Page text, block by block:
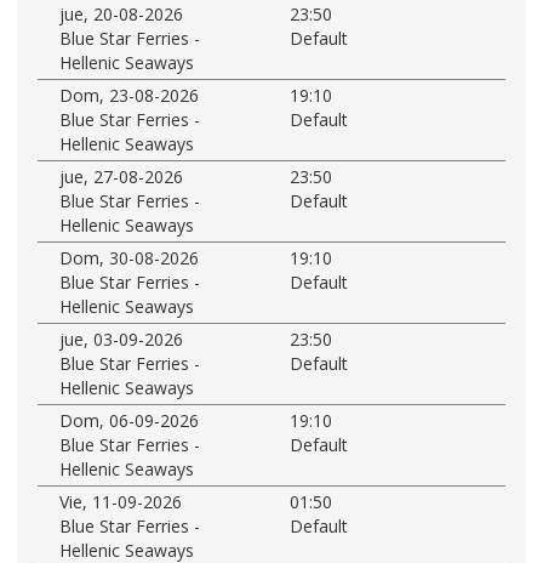
jue, 20-08-2026
23:50
Blue Star Ferries -
Hellenic Seaways
Default
Dom, 23-08-2026
19:10
Blue Star Ferries -
Hellenic Seaways
Default
jue, 27-08-2026
23:50
Blue Star Ferries -
Hellenic Seaways
Default
Dom, 30-08-2026
19:10
Blue Star Ferries -
Hellenic Seaways
Default
jue, 03-09-2026
23:50
Blue Star Ferries -
Hellenic Seaways
Default
Dom, 06-09-2026
19:10
Blue Star Ferries -
Hellenic Seaways
Default
Vie, 11-09-2026
01:50
Blue Star Ferries -
Hellenic Seaways
Default